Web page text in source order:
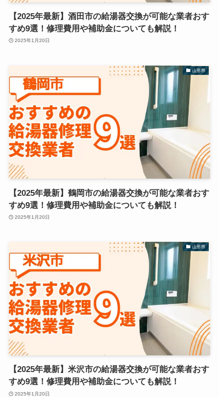
【2025年最新】酒田市の給湯器交換が可能な業者おす
すめ9選！修理費用や補助金についても解説！
2025年1月20日
山形県
【2025年最新】鶴岡市の給湯器交換が可能な業者おす
すめ9選！修理費用や補助金についても解説！
2025年1月20日
山形県
【2025年最新】米沢市の給湯器交換が可能な業者おす
すめ9選！修理費用や補助金についても解説！
2025年1月20日